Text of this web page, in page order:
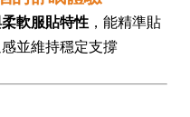
軟服貼特性 ，能精準貼
並維持穩定支撐